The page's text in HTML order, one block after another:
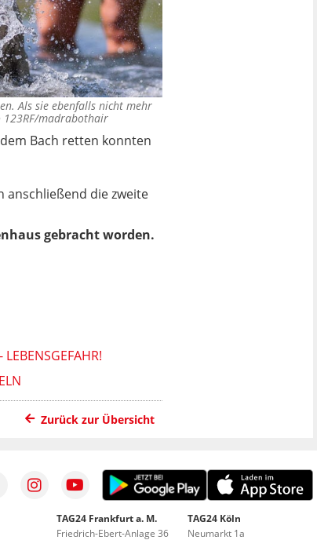
Als sie ebenfalls nicht mehr
123RF/madrabothair
Bach retten konnten
anschließend die zweite
gebracht worden.
Zurück zur Übersicht
TAG24 Frankfurt a. M.
Friedrich-Ebert-Anlage 36
TAG24 Köln
Neumarkt 1a